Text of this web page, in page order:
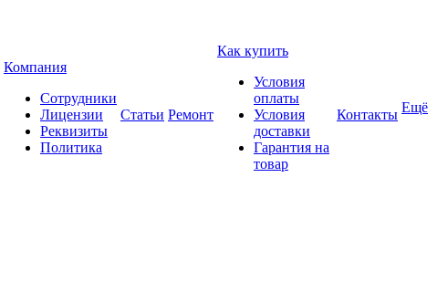
Компания
Сотрудники
Лицензии
Реквизиты
Политика
Статьи Ремонт
Как купить
Условия
оплаты
Условия
доставки
Гарантия на
товар
Контакты Ещё